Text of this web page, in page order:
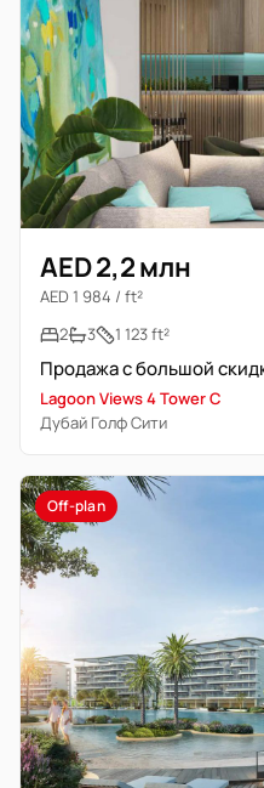
AED 2,2 млн
AED 1 984 / ft²
2
3 1 123 ft²
Lagoon Views 4 Tower C
Дубай Голф Сити
Off-plan